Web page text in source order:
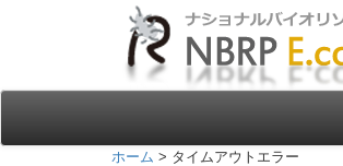
ホーム > タイムアウトエラー